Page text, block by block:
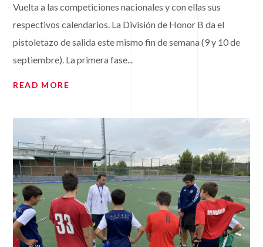
Vuelta a las competiciones nacionales y con ellas sus
respectivos calendarios. La División de Honor B da el
pistoletazo de salida este mismo fin de semana (9 y 10 de
septiembre). La primera fase...
READ MORE